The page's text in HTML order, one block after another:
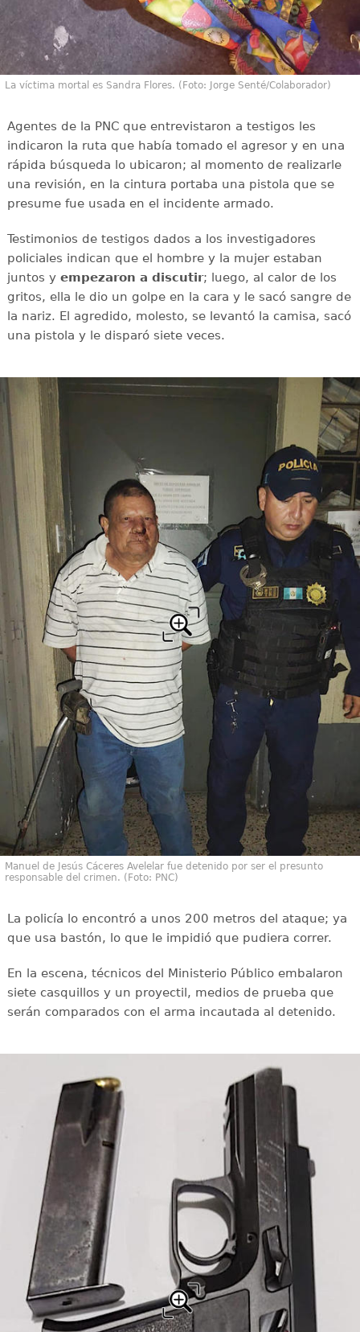
La víctima mortal es Sandra Flores. (Foto: Jorge Senté/Colaborador)
Agentes de la PNC que entrevistaron a testigos les
indicaron la ruta que había tomado el agresor y en una
rápida búsqueda lo ubicaron; al momento de realizarle
una revisión, en la cintura portaba una pistola que se
presume fue usada en el incidente armado.
Testimonios de testigos dados a los investigadores
policiales indican que el hombre y la mujer estaban
juntos y empezaron a discutir; luego, al calor de los
gritos, ella le dio un golpe en la cara y le sacó sangre de
la nariz. El agredido, molesto, se levantó la camisa, sacó
una pistola y le disparó siete veces.
Manuel de Jesús Cáceres Avelelar fue detenido por ser el presunto
responsable del crimen. (Foto: PNC)
La policía lo encontró a unos 200 metros del ataque; ya
que usa bastón, lo que le impidió que pudiera correr.
En la escena, técnicos del Ministerio Público embalaron
siete casquillos y un proyectil, medios de prueba que
serán comparados con el arma incautada al detenido.